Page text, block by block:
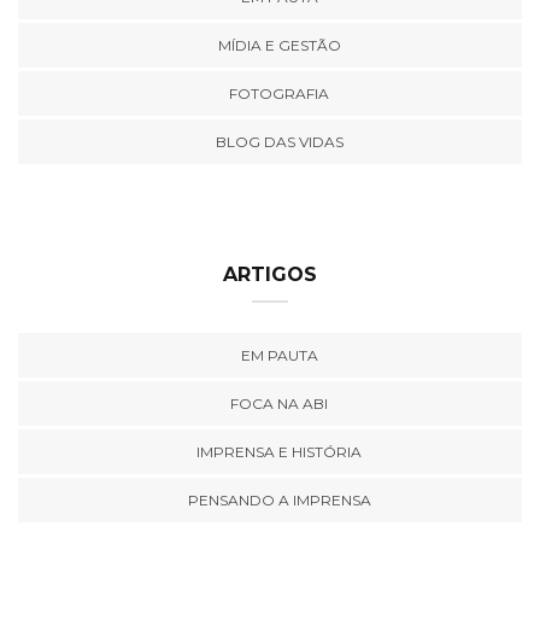
MÍDIA E GESTÃO
FOTOGRAFIA
BLOG DAS VIDAS
ARTIGOS
EM PAUTA
FOCA NA ABI
IMPRENSA E HISTÓRIA
PENSANDO A IMPRENSA